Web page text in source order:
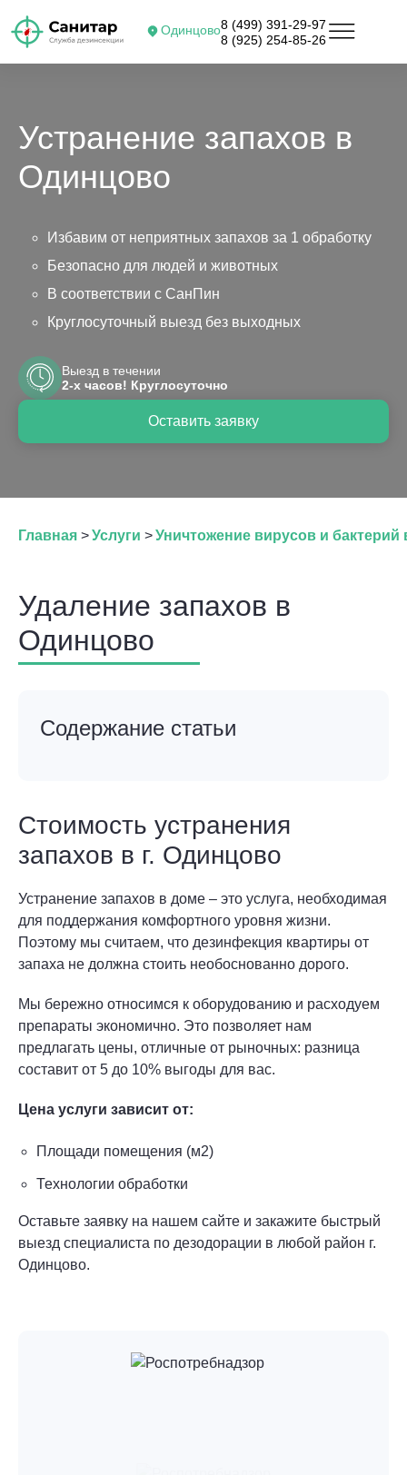
Одинцово8 (499) 391-29-97
8 (925) 254-85-26
Устранение запахов в
Одинцово
Избавим от неприятных запахов за 1 обработку
Безопасно для людей и животных
В соответствии с СанПин
Круглосуточный выезд без выходных
Оставить заявку
Выезд в течении
2-х часов! Круглосуточно
Главная >Услуги >Уничтожение вирусов и
Удаление запахов в
Одинцово
Содержание статьи
Стоимость устранения
запахов в г. Одинцово
Устранение запахов в доме – это услуга, необходимая
для поддержания комфортного уровня жизни.
Поэтому мы считаем, что дезинфекция квартиры от
запаха не должна стоить необоснованно дорого.
Мы бережно относимся к оборудованию и расходуем
препараты экономично. Это позволяет нам
предлагать цены, отличные от рыночных: разница
составит от 5 до 10% выгоды для вас.
Цена услуги зависит от:
Площади помещения (м2)
Технологии обработки
Оставьте заявку на нашем сайте и закажите быстрый
выезд специалиста по дезодорации в любой район г.
Одинцово.